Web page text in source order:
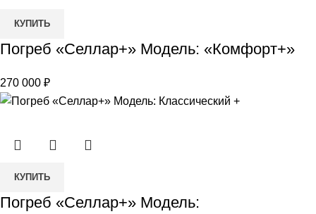
Количество
Погреб
Модель:
«Комфорт+»
КУПИТЬ
Погреб «Селлар+» Модель: «Комфорт+»
270 000 ₽
Количество
Погреб
КУПИТЬ
Погреб «Селлар+» Модель: